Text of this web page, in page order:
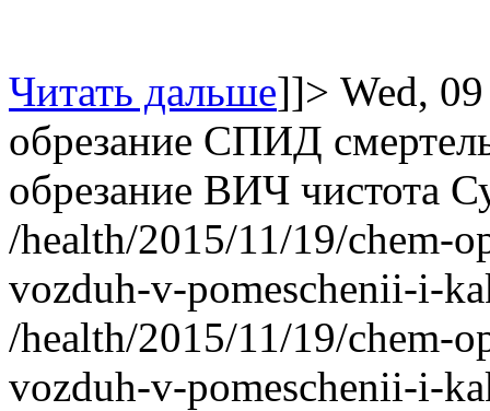
Читать дальше]]> Wed,
обрезание СПИД
обрезание ВИЧ чистота
/health/2015/11/19/chem-
vozduh-v-pomeschenii-i-
/health/2015/11/19/chem-
vozduh-v-pomeschenii-i-